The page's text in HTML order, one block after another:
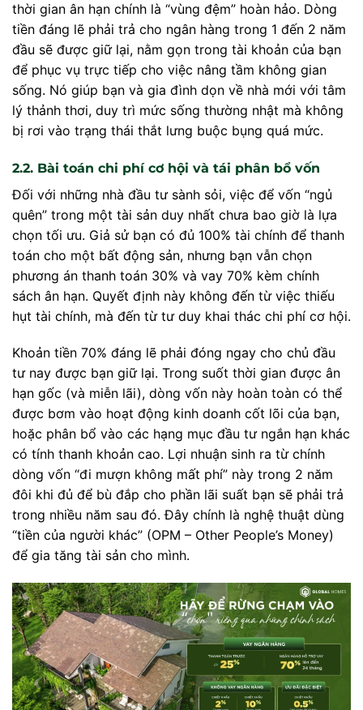
thời gian ân hạn chính là “vùng đệm” hoàn hảo. Dòng
tiền đáng lẽ phải trả cho ngân hàng trong 1 đến 2 năm
đầu sẽ được giữ lại, nằm gọn trong tài khoản của bạn
để phục vụ trực tiếp cho việc nâng tầm không gian
sống. Nó giúp bạn và gia đình dọn về nhà mới với tâm
lý thảnh thơi, duy trì mức sống thường nhật mà không
bị rơi vào trạng thái thắt lưng buộc bụng quá mức.
2.2. Bài toán chi phí cơ hội và tái phân bổ vốn
Đối với những nhà đầu tư sành sỏi, việc để vốn “ngủ
quên” trong một tài sản duy nhất chưa bao giờ là lựa
chọn tối ưu. Giả sử bạn có đủ 100% tài chính để thanh
toán cho một bất động sản, nhưng bạn vẫn chọn
phương án thanh toán 30% và vay 70% kèm chính
sách ân hạn. Quyết định này không đến từ việc thiếu
hụt tài chính, mà đến từ tư duy khai thác chi phí cơ hội.
Khoản tiền 70% đáng lẽ phải đóng ngay cho chủ đầu
tư nay được bạn giữ lại. Trong suốt thời gian được ân
hạn gốc (và miễn lãi), dòng vốn này hoàn toàn có thể
được bơm vào hoạt động kinh doanh cốt lõi của bạn,
hoặc phân bổ vào các hạng mục đầu tư ngắn hạn khác
có tính thanh khoản cao. Lợi nhuận sinh ra từ chính
dòng vốn “đi mượn không mất phí” này trong 2 năm
đôi khi đủ để bù đắp cho phần lãi suất bạn sẽ phải trả
trong nhiều năm sau đó. Đây chính là nghệ thuật dùng
“tiền của người khác” (OPM – Other People’s Money)
để gia tăng tài sản cho mình.